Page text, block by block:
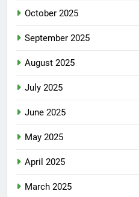
October 2025
September 2025
August 2025
July 2025
June 2025
May 2025
April 2025
March 2025